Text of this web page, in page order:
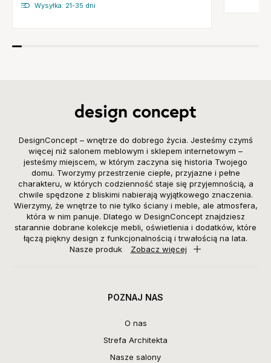
Wysyłka: 21-35 dni
DesignConcept – wnętrze do dobrego życia. Jesteśmy czymś
więcej niż salonem meblowym i sklepem internetowym –
jesteśmy miejscem, w którym zaczyna się historia Twojego
domu. Tworzymy przestrzenie ciepłe, przyjazne i pełne
charakteru, w których codzienność staje się przyjemnością, a
chwile spędzone z bliskimi nabierają wyjątkowego znaczenia.
Wierzymy, że wnętrze to nie tylko ściany i meble, ale atmosfera,
która w nim panuje. Dlatego w DesignConcept znajdziesz
starannie dobrane kolekcje mebli, oświetlenia i dodatków, które
łączą piękny design z funkcjonalnością i trwałością na lata.
Nasze produk
Zobacz więcej
POZNAJ NAS
O nas
Strefa Architekta
Nasze salony